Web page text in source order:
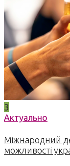
3
Актуально
Міжнародний
можливості